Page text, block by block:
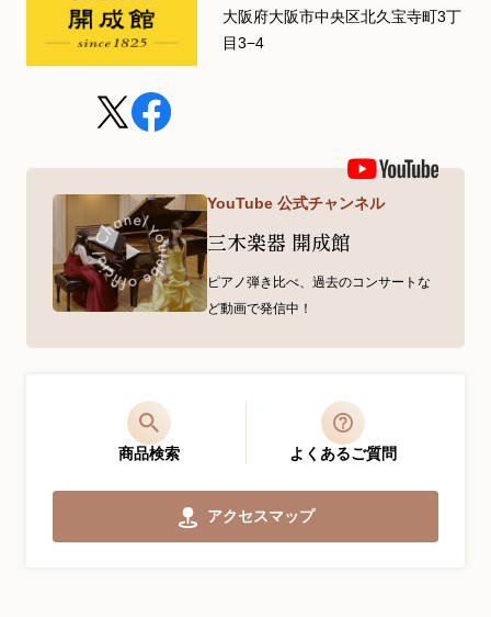
大阪府大阪市中央区北久宝寺町3丁
目3−4
YouTube 公式チャンネル
三木楽器 開成館
ピアノ弾き比べ、過去のコンサートな
ど動画で発信中！
商品検索 よくあるご質問
アクセスマップ